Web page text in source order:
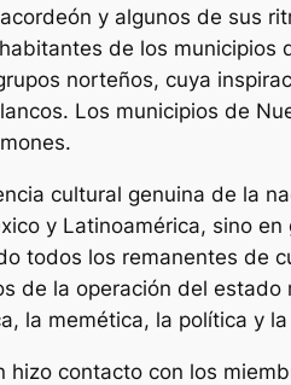
y algunos de sus
de los
norteños, cuya
Los municipios de
cultural genuina de la
y Latinoamérica, sino
todos los remanentes de
de la operación del
la memética, la política y
hizo contacto con los